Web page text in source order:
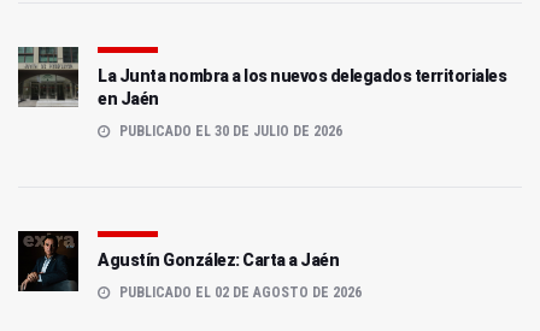
La Junta nombra a los nuevos delegados territoriales
en Jaén
PUBLICADO EL 30 DE JULIO DE 2026
Agustín González: Carta a Jaén
PUBLICADO EL 02 DE AGOSTO DE 2026